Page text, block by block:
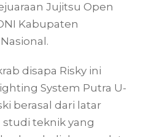
Jujitsu Open
Kabupaten
disapa Risky ini
System Putra U-
berasal dari latar
teknik yang